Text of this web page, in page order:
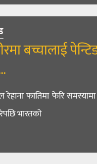
बच्चालाई
रेहाना फातिमा फेरि
भारतको